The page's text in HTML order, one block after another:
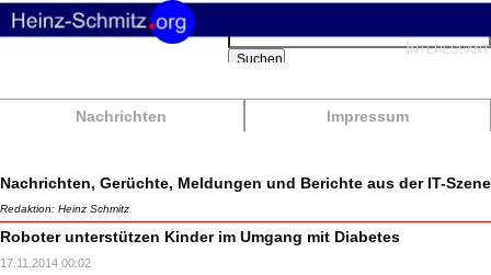
Nachrichten Impressum
Suchbegriffe
Suchen
Nachrichten, Gerüchte, Meldungen und Berichte aus der IT-Szene
Redaktion: Heinz Schmitz
Roboter unterstützen Kinder im Umgang mit Diabetes
17.11.2014 00:02